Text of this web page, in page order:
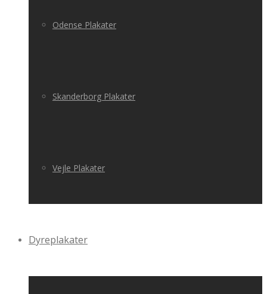
Odense Plakater
Skanderborg Plakater
Vejle Plakater
Dyreplakater